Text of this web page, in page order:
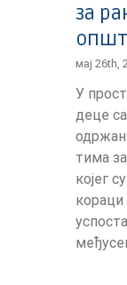
за
мај 26th,
У
деце
одржан
тима
којег
кораци